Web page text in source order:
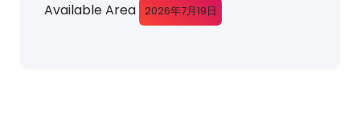
Available Area 2026年7月19日